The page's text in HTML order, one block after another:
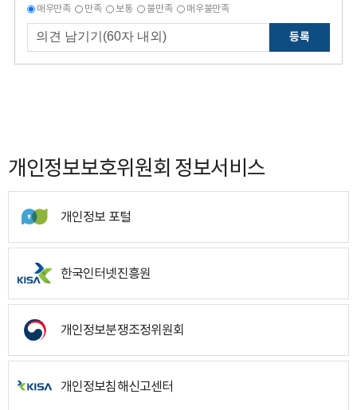
매우만족 만족 보통 불만족 매우불만족
등록
개인정보보호위원회 정보서비스
개인정보 포털
한국인터넷진흥원
개인정보분쟁조정위원회
개인정보침해신고센터